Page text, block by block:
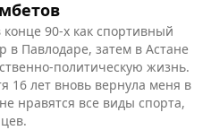
90-х как спортивный
в Павлодаре, затем в Астане
политическую жизнь.
16 лет вновь вернула меня в
нравятся все виды спорта,